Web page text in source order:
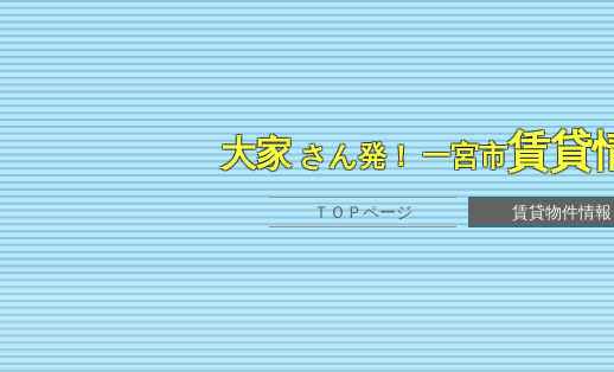
大家さん発！ 一宮市賃貸
ＴＯＰページ 賃貸物件情報
シャトレコートⅠ
手前が、シャトレコートⅠー１０C号室です。